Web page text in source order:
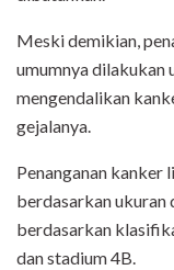
Meski demikian,
umumnya dilakukan
mengendalikan
gejalanya.
Penanganan kanker
berdasarkan ukuran
berdasarkan
dan stadium 4B.